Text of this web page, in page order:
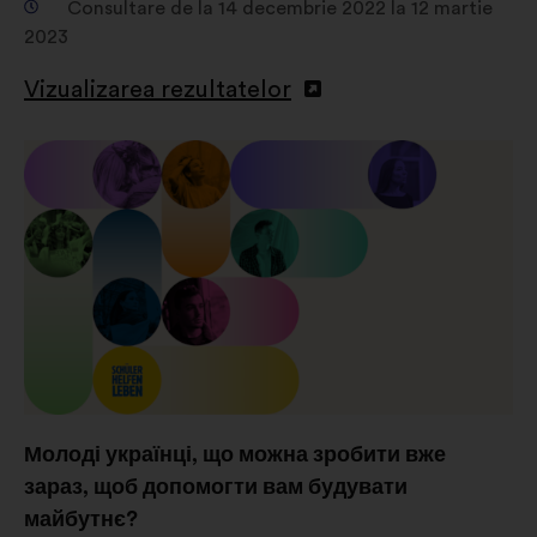
Consultare de la 14 decembrie 2022 la 12 martie
2023
Vizualizarea rezultatelor
Молоді українці, що можна зробити вже
зараз, щоб допомогти вам будувати
майбутнє?